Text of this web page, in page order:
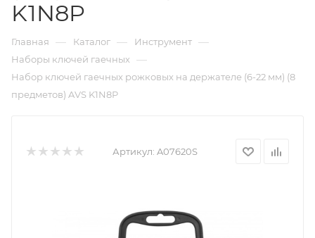
K1N8P
Главная — Каталог — Инструмент —
Наборы ключей гаечных —
Набор ключей гаечных рожковых на держателе (6-22 мм) (8
предметов) AVS K1N8P
Артикул: A07620S